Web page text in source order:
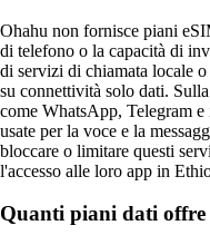
Ohahu non fornisce piani
di telefono o la capacità di
di servizi di chiamata locale
su connettività solo dati.
come WhatsApp, Telegram e
usate per la voce e la
bloccare o limitare questi
l'accesso alle loro app in
Quanti piani dati